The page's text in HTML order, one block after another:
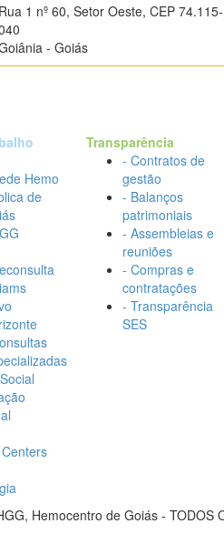
Rua 1 nº 60, Setor Oeste, CEP 74.115-
- Goiás
Hemo
de
Transparência
- Contratos de
gestão
- Balanços
patrimoniais
- Assembleias e
reuniões
- Compras e
contratações
- Transparência
SES
Hemocentro de Goiás - TODOS